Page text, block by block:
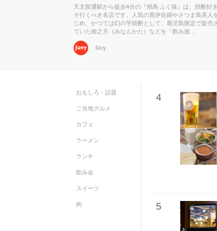
天文館通駅から徒歩4分の『焼鳥 ふく味』は、焼酎好
そ行くべき名店です。人気の黒伊佐錦やさつま島美人
じめ、かつては幻の芋焼酎として、鹿児島限定で販売
ていた南之方（みなんかた）などを「飲み放…
favy
4
5
おもしろ・話題
ご当地グルメ
カフェ
ラーメン
ランチ
飲み会
スイーツ
肉